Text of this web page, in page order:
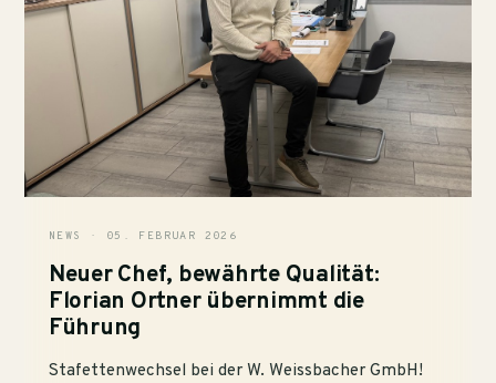
NEWS · 05. FEBRUAR 2026
Neuer Chef, bewährte Qualität:
Florian Ortner übernimmt die
Führung
Stafettenwechsel bei der W. Weissbacher GmbH!